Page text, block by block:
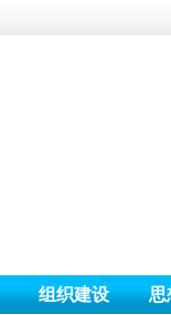
组织建设 思